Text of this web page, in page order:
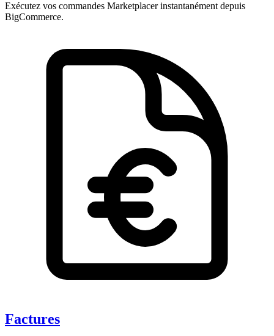
Exécutez vos commandes Marketplacer instantanément depuis
BigCommerce.
Factures